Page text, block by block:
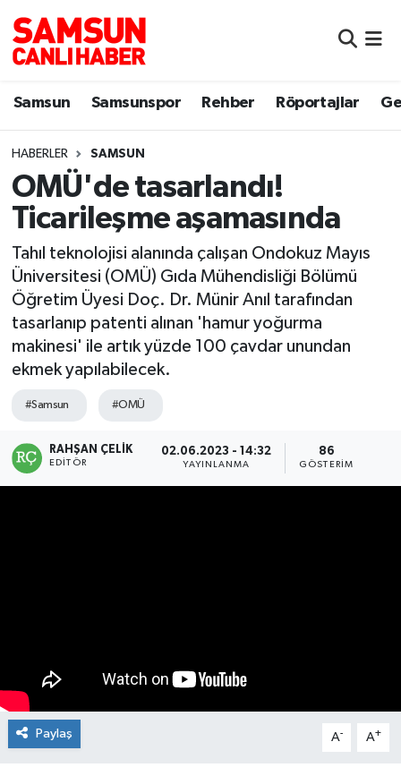
Samsun Samsunspor Rehber Röportajlar
HABERLER SAMSUN
OMÜ'de tasarlandı!
Ticarileşme aşamasında
Tahıl teknolojisi alanında çalışan Ondokuz Mayıs
Üniversitesi (OMÜ) Gıda Mühendisliği Bölümü
Öğretim Üyesi Doç. Dr. Münir Anıl tarafından
tasarlanıp patenti alınan 'hamur yoğurma
makinesi' ile artık yüzde 100 çavdar unundan
ekmek yapılabilecek.
#Samsun #OMÜ
RAHŞAN ÇELIK
EDITÖR
02.06.2023 - 14:32
YAYINLANMA
86
GÖSTERIM
Paylaş A- A+
Samsun
Sokak Röportajları
Genel
Dünya
Eğitim
Sağlık
Samsun Nöbetçi Eczaneler
Samsun Hava Durumu
Samsun Namaz Vakitleri
Samsun Trafik Yoğunluk Haritası
Süper Lig Puan Durumu ve Fikstür
Tüm Manşetler
Son Dakika Haberleri